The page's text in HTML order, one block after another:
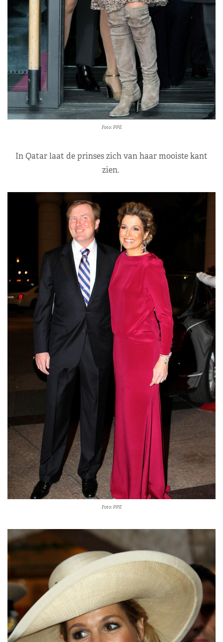
Foto: PPE
In Qatar laat de prinses zich van haar mooiste kant
zien.
Foto: PPE